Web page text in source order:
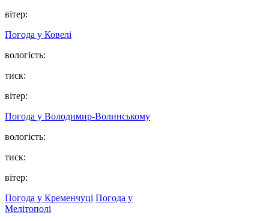
вітер:
Погода у Ковелі
вологість:
тиск:
вітер:
Погода у Володимир-Волинському
вологість:
тиск:
вітер:
Погода у Кременчуці Погода у
Мелітополі